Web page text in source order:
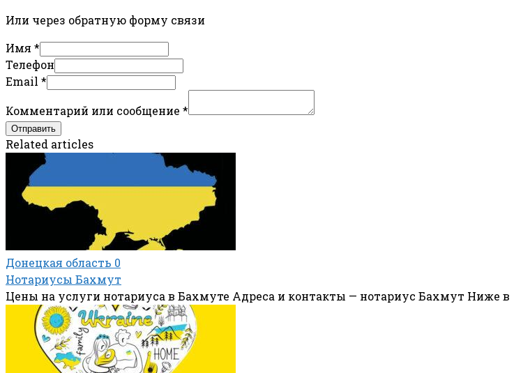
Или через обратную форму связи
Имя *
Телефон
Email *
Комментарий или сообщение *
Отправить
Related articles
Донецкая область 0
Нотариусы Бахмут
Цены на услуги нотариуса в Бахмуте Адреса и контакты — нотариус Бахмут Ниже в